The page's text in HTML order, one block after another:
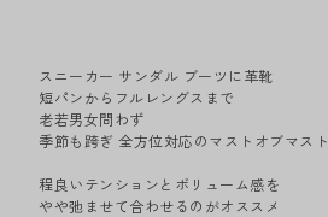
スニーカー サンダル ブーツに革靴
短パンからフルレングスまで
老若男女問わず
季節も跨ぎ 全方位対応のマストオブマスト
程良いテンションとボリューム感を
やや弛ませて合わせるのがオススメ